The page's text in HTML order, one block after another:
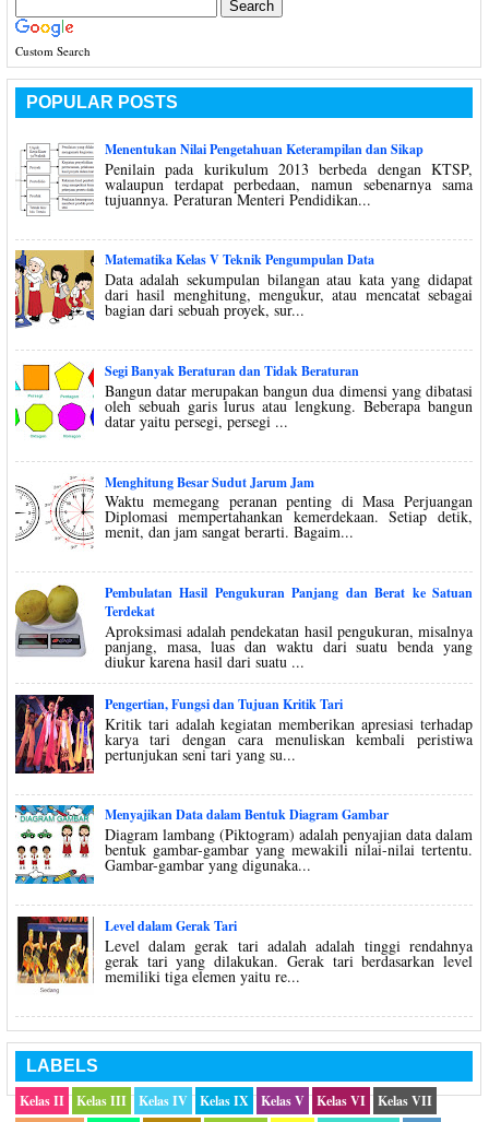
Custom Search
POPULAR POSTS
Menentukan Nilai Pengetahuan Keterampilan dan Sikap
Penilain pada kurikulum 2013 berbeda dengan KTSP,
walaupun terdapat perbedaan, namun sebenarnya sama
tujuannya. Peraturan Menteri Pendidikan...
Matematika Kelas V Teknik Pengumpulan Data
Data adalah sekumpulan bilangan atau kata yang didapat
dari hasil menghitung, mengukur, atau mencatat sebagai
bagian dari sebuah proyek, sur...
Segi Banyak Beraturan dan Tidak Beraturan
Bangun datar merupakan bangun dua dimensi yang dibatasi
oleh sebuah garis lurus atau lengkung. Beberapa bangun
datar yaitu persegi, persegi ...
Menghitung Besar Sudut Jarum Jam
Waktu memegang peranan penting di Masa Perjuangan
Diplomasi mempertahankan kemerdekaan. Setiap detik,
menit, dan jam sangat berarti. Bagaim...
Pembulatan Hasil Pengukuran Panjang dan Berat ke Satuan
Terdekat
Aproksimasi adalah pendekatan hasil pengukuran, misalnya
panjang, masa, luas dan waktu dari suatu benda yang
diukur karena hasil dari suatu ...
Pengertian, Fungsi dan Tujuan Kritik Tari
Kritik tari adalah kegiatan memberikan apresiasi terhadap
karya tari dengan cara menuliskan kembali peristiwa
pertunjukan seni tari yang su...
Menyajikan Data dalam Bentuk Diagram Gambar
Diagram lambang (Piktogram) adalah penyajian data dalam
bentuk gambar-gambar yang mewakili nilai-nilai tertentu.
Gambar-gambar yang digunaka...
Level dalam Gerak Tari
Level dalam gerak tari adalah adalah tinggi rendahnya
gerak tari yang dilakukan. Gerak tari berdasarkan level
memiliki tiga elemen yaitu re...
LABELS
Kelas II
Kelas III Kelas IV Kelas IX Kelas V Kelas VI
Kelas VII